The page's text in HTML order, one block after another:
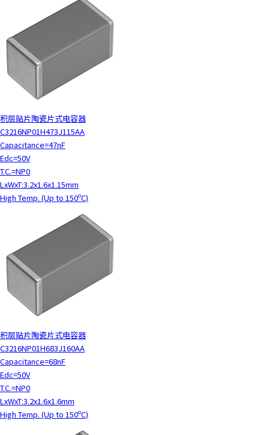
积层贴片陶瓷片式电容器
C3216NP01H473J115AA
Capacitance=47nF
Edc=50V
T.C.=NP0
LxWxT:3.2x1.6x1.15mm
High Temp. (Up to 150ºC)
积层贴片陶瓷片式电容器
C3216NP01H683J160AA
Capacitance=68nF
Edc=50V
T.C.=NP0
LxWxT:3.2x1.6x1.6mm
High Temp. (Up to 150ºC)